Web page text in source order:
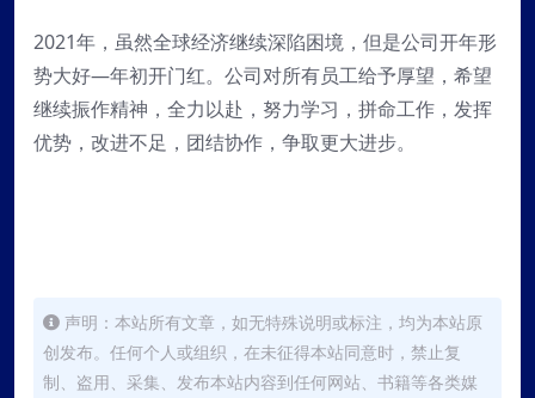
2021年，虽然全球经济继续深陷困境，但是公司开年形
势大好—年初开门红。公司对所有员工给予厚望，希望
继续振作精神，全力以赴，努力学习，拼命工作，发挥
优势，改进不足，团结协作，争取更大进步。
声明：本站所有文章，如无特殊说明或标注，均为本站原
创发布。任何个人或组织，在未征得本站同意时，禁止复
制、盗用、采集、发布本站内容到任何网站、书籍等各类媒